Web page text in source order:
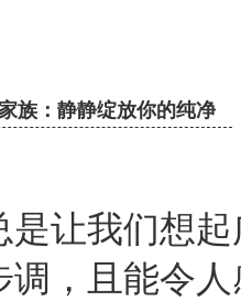
族：静静绽放你的纯净
是让我们想
调，且能令